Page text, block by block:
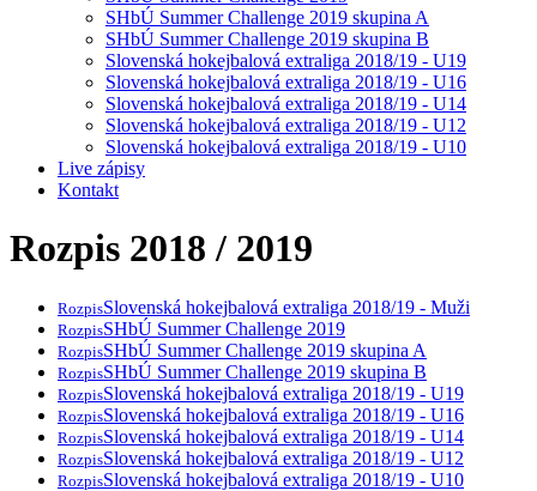
SHbÚ Summer Challenge 2019 skupina A
SHbÚ Summer Challenge 2019 skupina B
Slovenská hokejbalová extraliga 2018/19 - U19
Slovenská hokejbalová extraliga 2018/19 - U16
Slovenská hokejbalová extraliga 2018/19 - U14
Slovenská hokejbalová extraliga 2018/19 - U12
Slovenská hokejbalová extraliga 2018/19 - U10
Live zápisy
Kontakt
Rozpis 2018 / 2019
RozpisSlovenská hokejbalová extraliga 2018/19 - Muži
RozpisSHbÚ Summer Challenge 2019
RozpisSHbÚ Summer Challenge 2019 skupina A
RozpisSHbÚ Summer Challenge 2019 skupina B
RozpisSlovenská hokejbalová extraliga 2018/19 - U19
RozpisSlovenská hokejbalová extraliga 2018/19 - U16
RozpisSlovenská hokejbalová extraliga 2018/19 - U14
RozpisSlovenská hokejbalová extraliga 2018/19 - U12
RozpisSlovenská hokejbalová extraliga 2018/19 - U10